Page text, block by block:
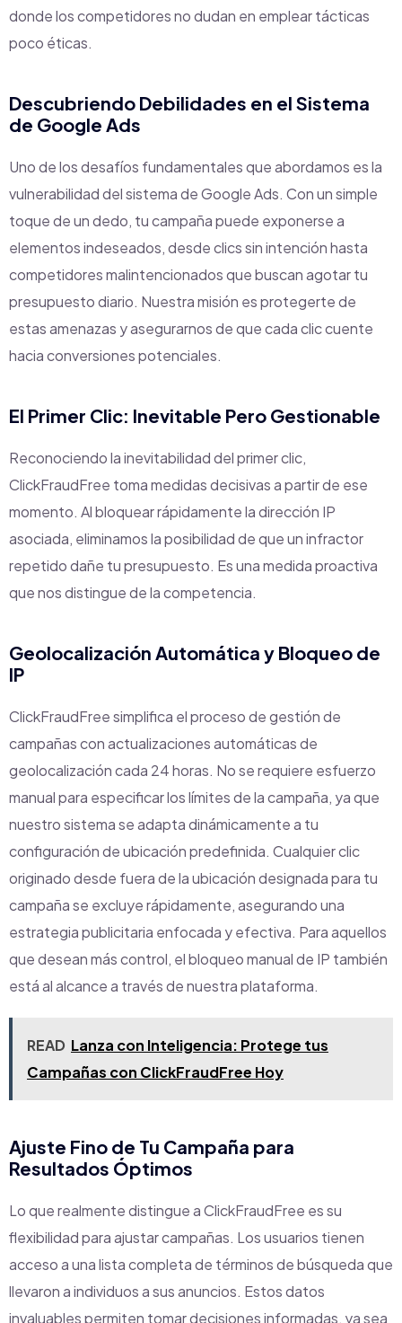
donde los competidores no dudan en emplear tácticas
poco éticas.
Descubriendo Debilidades en el Sistema
de Google Ads
Uno de los desafíos fundamentales que abordamos es la
vulnerabilidad del sistema de Google Ads. Con un simple
toque de un dedo, tu campaña puede exponerse a
elementos indeseados, desde clics sin intención hasta
competidores malintencionados que buscan agotar tu
presupuesto diario. Nuestra misión es protegerte de
estas amenazas y asegurarnos de que cada clic cuente
hacia conversiones potenciales.
El Primer Clic: Inevitable Pero Gestionable
Reconociendo la inevitabilidad del primer clic,
ClickFraudFree toma medidas decisivas a partir de ese
momento. Al bloquear rápidamente la dirección IP
asociada, eliminamos la posibilidad de que un infractor
repetido dañe tu presupuesto. Es una medida proactiva
que nos distingue de la competencia.
Geolocalización Automática y Bloqueo de
IP
ClickFraudFree simplifica el proceso de gestión de
campañas con actualizaciones automáticas de
geolocalización cada 24 horas. No se requiere esfuerzo
manual para especificar los límites de la campaña, ya que
nuestro sistema se adapta dinámicamente a tu
configuración de ubicación predefinida. Cualquier clic
originado desde fuera de la ubicación designada para tu
campaña se excluye rápidamente, asegurando una
estrategia publicitaria enfocada y efectiva. Para aquellos
que desean más control, el bloqueo manual de IP también
está al alcance a través de nuestra plataforma.
READ Lanza con Inteligencia: Protege tus
Campañas con ClickFraudFree Hoy
Ajuste Fino de Tu Campaña para
Resultados Óptimos
Lo que realmente distingue a ClickFraudFree es su
flexibilidad para ajustar campañas. Los usuarios tienen
acceso a una lista completa de términos de búsqueda que
llevaron a individuos a sus anuncios. Estos datos
invaluables permiten tomar decisiones informadas, ya sea